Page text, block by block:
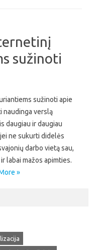
sužinoti
sužinoti apie
naudinga verslą
daugiau ir daugiau
ne sukurti didelės
darbo vietą sau,
labai mažos apimties.
»